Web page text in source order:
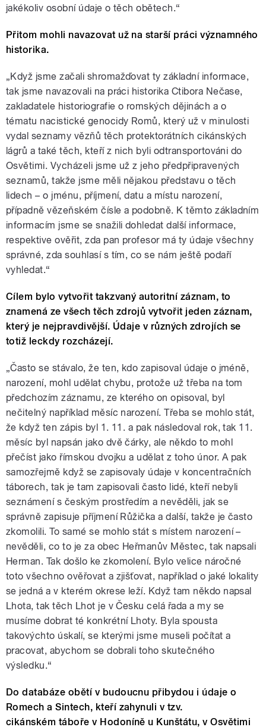
jakékoliv osobní údaje o těch obětech.“
Přitom mohli navazovat už na starší práci významného
historika.
„Když jsme začali shromažďovat ty základní informace,
tak jsme navazovali na práci historika Ctibora Nečase,
zakladatele historiografie o romských dějinách a o
tématu nacistické genocidy Romů, který už v minulosti
vydal seznamy vězňů těch protektorátních cikánských
lágrů a také těch, kteří z nich byli odtransportováni do
Osvětimi. Vycházeli jsme už z jeho předpřipravených
seznamů, takže jsme měli nějakou představu o těch
lidech – o jménu, příjmení, datu a místu narození,
případně vězeňském čísle a podobně. K těmto základním
informacím jsme se snažili dohledat další informace,
respektive ověřit, zda pan profesor má ty údaje všechny
správné, zda souhlasí s tím, co se nám ještě podaří
vyhledat.“
Cílem bylo vytvořit takzvaný autoritní záznam, to
znamená ze všech těch zdrojů vytvořit jeden záznam,
který je nejpravdivější. Údaje v různých zdrojích se
totiž leckdy rozcházejí.
„Často se stávalo, že ten, kdo zapisoval údaje o jméně,
narození, mohl udělat chybu, protože už třeba na tom
předchozím záznamu, ze kterého on opisoval, byl
nečitelný například měsíc narození. Třeba se mohlo stát,
že když ten zápis byl 1. 11. a pak následoval rok, tak 11.
měsíc byl napsán jako dvě čárky, ale někdo to mohl
přečíst jako římskou dvojku a udělat z toho únor. A pak
samozřejmě když se zapisovaly údaje v koncentračních
táborech, tak je tam zapisovali často lidé, kteří nebyli
seznámení s českým prostředím a nevěděli, jak se
správně zapisuje příjmení Růžička a další, takže je často
zkomolili. To samé se mohlo stát s místem narození –
nevěděli, co to je za obec Heřmanův Městec, tak napsali
Herman. Tak došlo ke zkomolení. Bylo velice náročné
toto všechno ověřovat a zjišťovat, například o jaké lokality
se jedná a v kterém okrese leží. Když tam někdo napsal
Lhota, tak těch Lhot je v Česku celá řada a my se
musíme dobrat té konkrétní Lhoty. Byla spousta
takovýchto úskalí, se kterými jsme museli počítat a
pracovat, abychom se dobrali toho skutečného
výsledku.“
Do databáze obětí v budoucnu přibydou i údaje o
Romech a Sintech, kteří zahynuli v tzv.
cikánském táboře v Hodoníně u Kunštátu, v Osvětimi